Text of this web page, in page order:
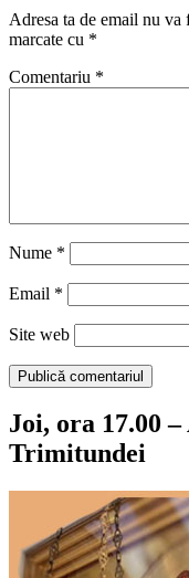
Adresa ta de email nu va
marcate cu *
Comentariu *
Nume *
Email *
Site web
Joi, ora 17.00
Trimitundei